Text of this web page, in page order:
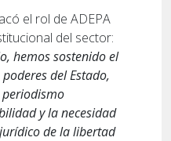
el rol de ADEPA
del sector:
hemos sostenido el
del Estado,
y la necesidad
de la libertad